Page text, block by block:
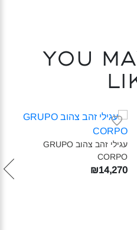
You
עגילי זהב צהוב GRUPO
CORPO‎
₪14,270